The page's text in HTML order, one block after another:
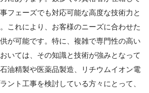
フェーズでも対応可能な高度な技術力と
これにより、お客様のニーズに合わせた
が可能です。特に、複雑で専門性の高い
いては、その知識と技術が強みとなって
油精製や医薬品製造、リチウムイオン電
ント工事を検討している方々にとって、